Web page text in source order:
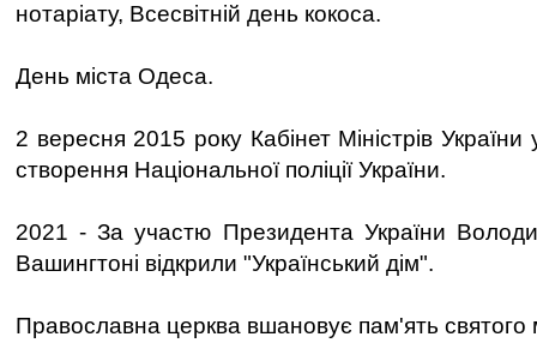
нотаріату, Всесвітній день кокоса.
День міста Одеса.
2 вересня 2015 року Кабінет Міністрів
створення Національної поліції України.
2021 - За участю Президента України
Вашингтоні відкрили "Український дім".
Православна церква вшановує пам'ять